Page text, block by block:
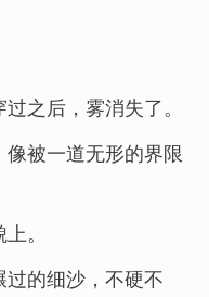
之后，雾消失了。
被一道无形的界限
。
的细沙，不硬不